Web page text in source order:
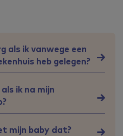
als ik vanwege een
heb gelegen?
ik na mijn
mijn baby dat?